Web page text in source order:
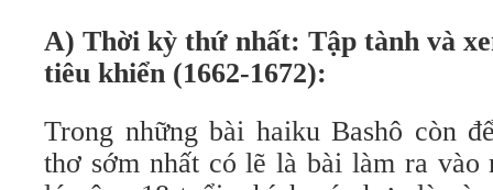
A) Thời kỳ thứ nhất: Tập tành và
tiêu khiển (1662-1672):
Trong những bài haiku Bashô còn
thơ sớm nhất có lẽ là bài làm ra vào